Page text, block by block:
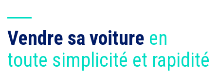
Vendre sa voiture en
toute simplicité et rapidité